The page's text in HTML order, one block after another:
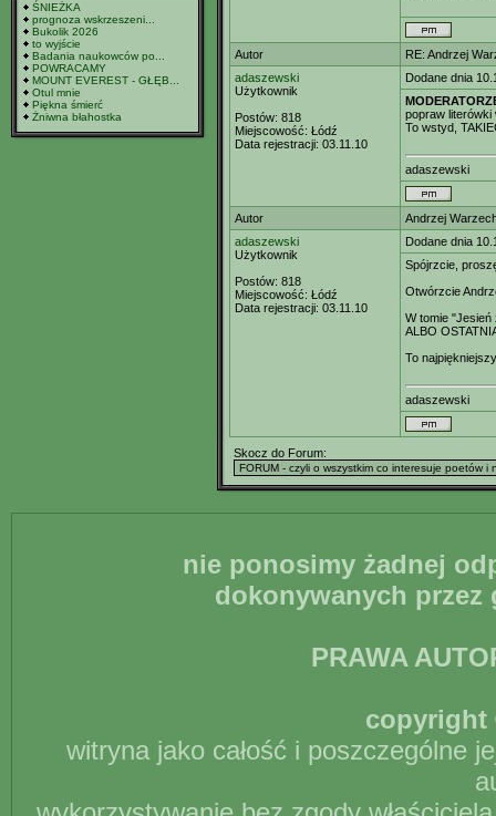
ŚNIEŻKA
prognoza wskrzeszeni...
Bukolik 2026
to wyjście
Badania naukowców po...
POWRACAMY
MOUNT EVEREST - GŁĘB...
Otul mnie
Piękna śmierć
Żniwna błahostka
Autor
RE: Andrzej
adaszewski
Użytkownik
Postów: 818
Miejscowość: Łódź
Data rejestracji: 03.11.10
Dodane dnia
popraw
To wstyd,
adaszewski
Autor
Andrzej
adaszewski
Użytkownik
Postów: 818
Miejscowość: Łódź
Data rejestracji: 03.11.10
Dodane dnia
Spójrzcie,
Otwórzcie
W tomie "Jesień
ALBO
To
adaszewski
Skocz do Forum:
nie ponosimy żadnej
dokonywanych
PRAWA
copyright
witryna jako całość i poszczególne